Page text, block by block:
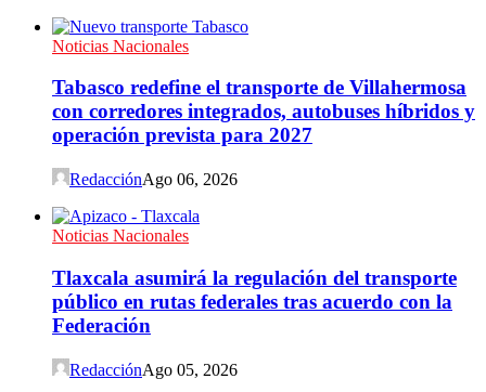
Noticias Nacionales
Tabasco redefine el transporte de Villahermosa
con corredores integrados, autobuses híbridos y
operación prevista para 2027
RedacciónAgo 06, 2026
Noticias Nacionales
Tlaxcala asumirá la regulación del transporte
público en rutas federales tras acuerdo con la
Federación
RedacciónAgo 05, 2026